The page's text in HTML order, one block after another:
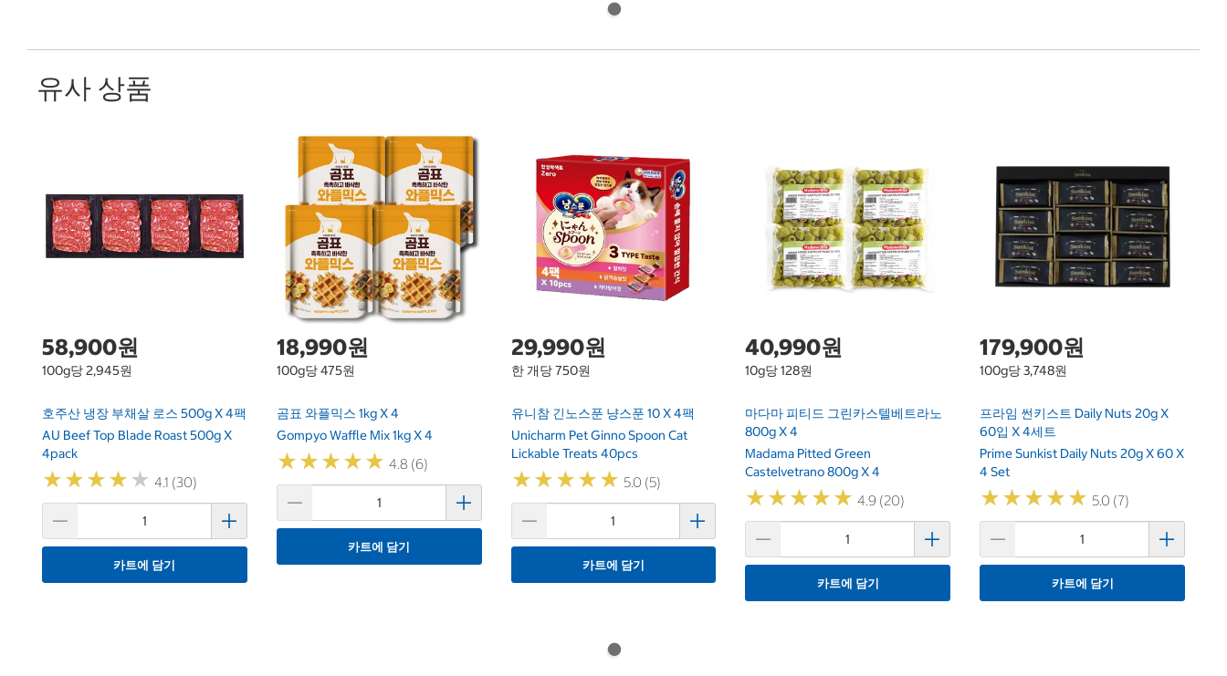
유사 상품
58,900원
100g당 2,945원
호주산 냉장 부채살 로스 500g X 4팩
AU Beef Top Blade Roast 500g X
4pack
★★★★ ★
★★★★ ★ 4.1 (30)
카트에 담기
18,990원
100g당 475원
곰표 와플믹스 1kg X 4
Gompyo Waffle Mix 1kg X 4
★★★★★
★★★★★ 4.8 (6)
카트에 담기
29,990원
한 개당 750원
유니참 긴노스푼 냥스푼 10 X 4팩
Unicharm Pet Ginno Spoon Cat
Lickable Treats 40pcs
★★★★★
★★★★★ 5.0 (5)
카트에 담기
40,990원
10g당 128원
마다마 피티드 그린카스텔베트라노
800g X 4
Madama Pitted Green
Castelvetrano 800g X 4
★★★★★
★★★★★ 4.9 (20)
카트에 담기
179,900원
100g당 3,748원
프라임 썬키스트 Daily Nuts 20g X
60입 X 4세트
Prime Sunkist Daily Nuts 20g X 60 X
4 Set
★★★★★
★★★★★ 5.0 (7)
카트에 담기